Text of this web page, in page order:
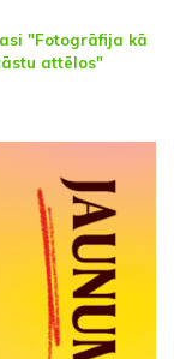
"Fotogrāfija kā
attēlos"